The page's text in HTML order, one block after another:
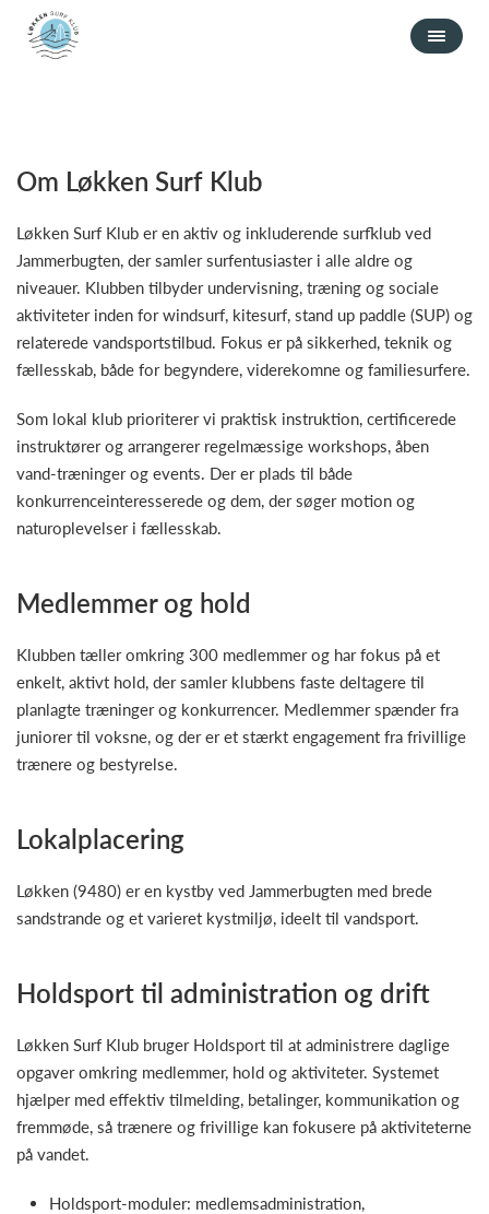
Om Løkken Surf Klub
Løkken Surf Klub er en aktiv og inkluderende surfklub ved
Jammerbugten, der samler surfentusiaster i alle aldre og
niveauer. Klubben tilbyder undervisning, træning og sociale
aktiviteter inden for windsurf, kitesurf, stand up paddle (SUP) og
relaterede vandsportstilbud. Fokus er på sikkerhed, teknik og
fællesskab, både for begyndere, viderekomne og familiesurfere.
Som lokal klub prioriterer vi praktisk instruktion, certificerede
instruktører og arrangerer regelmæssige workshops, åben
vand-træninger og events. Der er plads til både
konkurrenceinteresserede og dem, der søger motion og
naturoplevelser i fællesskab.
Medlemmer og hold
Klubben tæller omkring 300 medlemmer og har fokus på et
enkelt, aktivt hold, der samler klubbens faste deltagere til
planlagte træninger og konkurrencer. Medlemmer spænder fra
juniorer til voksne, og der er et stærkt engagement fra frivillige
trænere og bestyrelse.
Lokalplacering
Løkken (9480) er en kystby ved Jammerbugten med brede
sandstrande og et varieret kystmiljø, ideelt til vandsport.
Holdsport til administration og drift
Løkken Surf Klub bruger Holdsport til at administrere daglige
opgaver omkring medlemmer, hold og aktiviteter. Systemet
hjælper med effektiv tilmelding, betalinger, kommunikation og
fremmøde, så trænere og frivillige kan fokusere på aktiviteterne
på vandet.
Holdsport-moduler: medlemsadministration,